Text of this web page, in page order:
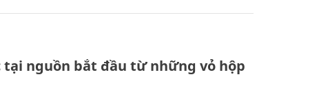
tại nguồn bắt đầu từ những vỏ hộp